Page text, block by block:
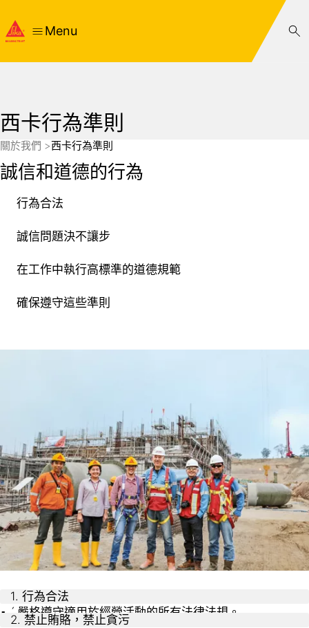
Menu
西卡行為準則
關於我們 西卡行為準則
誠信和道德的行為
行為合法
誠信問題決不讓步
在工作中執行高標準的道德規範
確保遵守這些準則
1. 行為合法
́ 嚴格遵守適用於經營活動的所有法律法規。
2. 禁止賄賂，禁止貪污